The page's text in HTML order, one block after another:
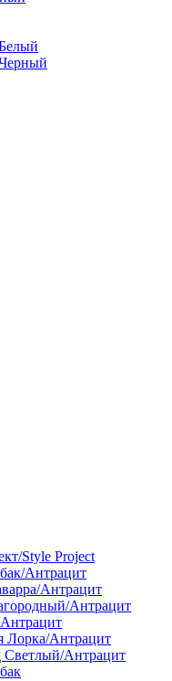
Style Project
Антрацит
Антрацит
Антрацит
Лорка/Антрацит
Светлый/Антрацит